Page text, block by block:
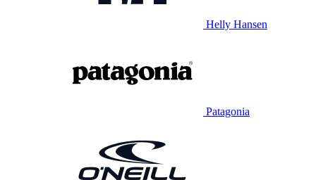
Helly Hansen
Patagonia